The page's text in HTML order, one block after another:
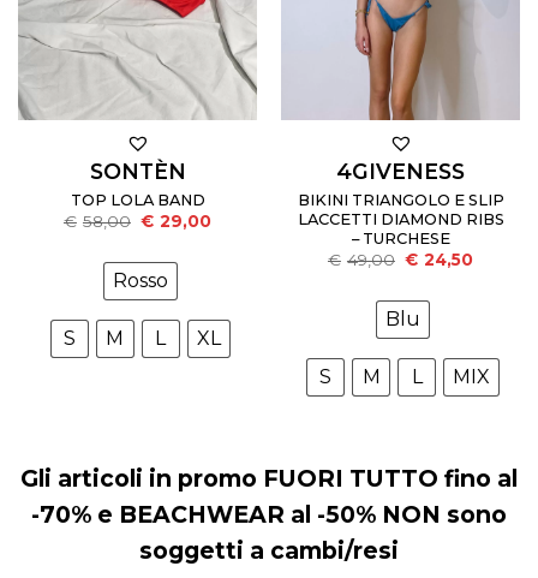
SONTÈN
TOP LOLA BAND
€ 58,00 Il
prezzo
era:
€58,00.
€ 29,00
Rosso
S M L XL
4GIVENESS
BIKINI TRIANGOLO E SLIP
LACCETTI DIAMOND RIBS
– TURCHESE
€ 49,00 Il
prezzo
era:
€49,00.
€ 24,50
Blu
S M L MIX
Gli articoli in promo FUORI TUTTO fino al
-70% e BEACHWEAR al -50% NON sono
soggetti a cambi/resi